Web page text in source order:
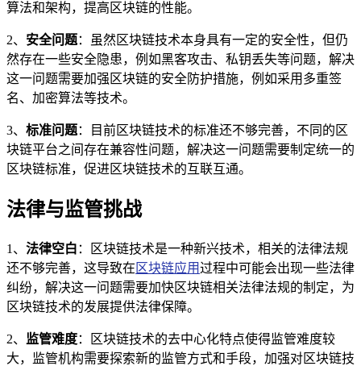
算法和架构，提高区块链的性能。
2、 安全问题：虽然区块链技术本身具有一定的安全性，但仍
然存在一些安全隐患，例如黑客攻击、私钥丢失等问题，解决
这一问题需要加强区块链的安全防护措施，例如采用多重签
名、加密算法等技术。
3、 标准问题：目前区块链技术的标准还不够完善，不同的区
块链平台之间存在兼容性问题，解决这一问题需要制定统一的
区块链标准，促进区块链技术的互联互通。
法律与监管挑战
1、 法律空白 ：区块链技术是一种新兴技术，相关的法律法规
还不够完善，这导致在 区块链应用过程中可能会出现一些法律
纠纷，解决这一问题需要加快区块链相关法律法规的制定，为
区块链技术的发展提供法律保障。
2、 监管难度：区块链技术的去中心化特点使得监管难度较
大，监管机构需要探索新的监管方式和手段，加强对区块链技